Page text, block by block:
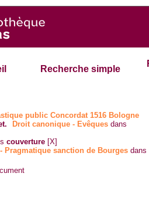
Recherche simple
public Concordat 1516 Bologne
Droit canonique - Evêques dans
couverture [X]
Pragmatique sanction de Bourges dans